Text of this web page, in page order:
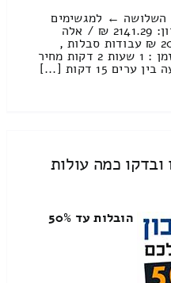
השלושה ← למגשימים
כולל פירוק והרכבה מחיר מחירון: 2141.29 ₪ / אלה
שבטווח המחירים 2600 – 2000 ₪ עבודות סבלות ,
טעינה ופריקה : 1358.12 ₪ / זמן : 1 שעות 2 דקות מחיר
ובדקו כמה עולות
הובלות עד 50%